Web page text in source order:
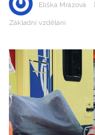
Eliška Mrázová
Základní vzdělání